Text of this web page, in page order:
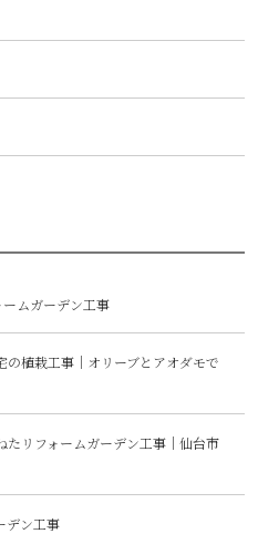
ムガーデン工事
の植栽工事｜オリーブとアオダモで
リフォームガーデン工事｜仙台市
デン工事